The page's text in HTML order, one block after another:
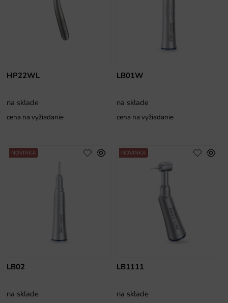
HP22WL
na sklade
cena na vyžiadanie
LB01W
na sklade
cena na vyžiadanie
LB02
NOVINKA
na sklade
LB1111
NOVINKA
na sklade